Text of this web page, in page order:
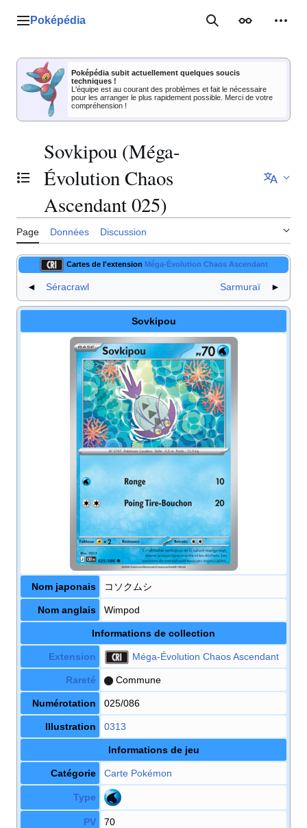
Menu principal
Poképédia RechercherApparence
Poképédia subit actuellement quelques soucis
techniques !
L'équipe est au courant des problèmes et fait le nécessaire
pour les arranger le plus rapidement possible. Merci de votre
compréhension !
Basculer la table des matières
Sovkipou (Méga-
Évolution Chaos
Ascendant 025)
Page Données Discussion
Cartes de l'extension Méga-Évolution Chaos Ascendant
◄ Séracrawl Sarmuraï ►
Sovkipou
Nom japonais コソクムシ
Nom anglais Wimpod
Informations de collection
Extension Méga-Évolution Chaos Ascendant
Rareté Commune
Numérotation 025/086
Illustration 0313
Informations de jeu
Catégorie Carte Pokémon
Type
PV 70